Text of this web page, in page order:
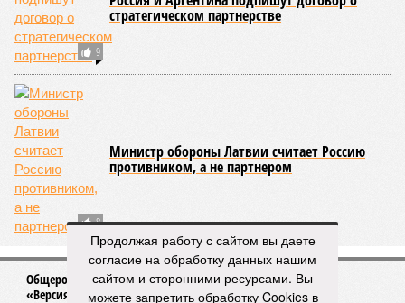
9
стратегическом партнерстве
8
Министр обороны Латвии считает Россию
противником, а не партнером
Общероссийское издание журналистских расследований
«Версия»
Продолжая работу с сайтом вы даете
согласие на обработку данных нашим
сайтом и сторонними ресурсами. Вы
можете запретить обработку Cookies в